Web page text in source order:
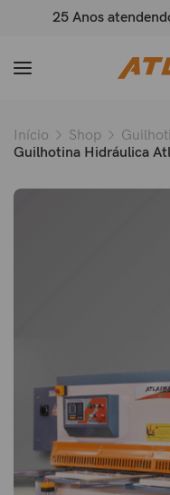
25 Anos
Início Shop
Guilhotina Hidráulica